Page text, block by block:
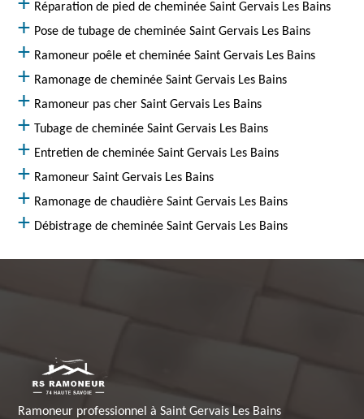
Réparation de pied de cheminée Saint Gervais Les Bains
Pose de tubage de cheminée Saint Gervais Les Bains
Ramoneur poêle et cheminée Saint Gervais Les Bains
Ramonage de cheminée Saint Gervais Les Bains
Ramoneur pas cher Saint Gervais Les Bains
Tubage de cheminée Saint Gervais Les Bains
Entretien de cheminée Saint Gervais Les Bains
Ramoneur Saint Gervais Les Bains
Ramonage de chaudière Saint Gervais Les Bains
Débistrage de cheminée Saint Gervais Les Bains
Ramoneur professionnel à Saint Gervais Les Bains